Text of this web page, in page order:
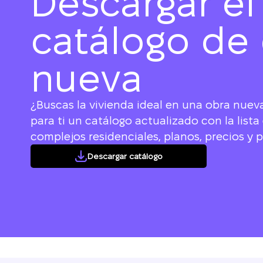
catálogo de
nueva
¿Buscas la vivienda ideal en una obra
para ti un catálogo actualizado con la lista
complejos residenciales, planos, precios y
Descargar catálogo